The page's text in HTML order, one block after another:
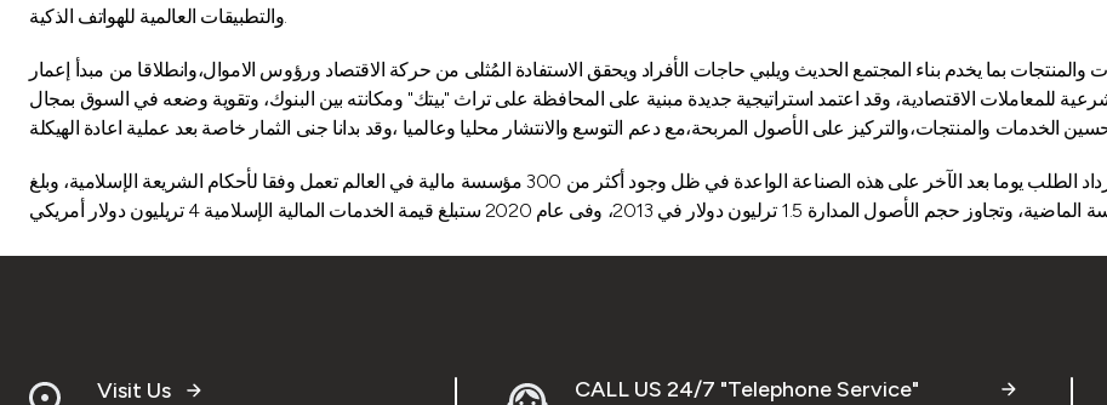
والتطبيقات العالمية للهواتف الذكية.
بما يخدم بناء المجتمع الحديث ويلبي حاجات الأفراد ويحقق الاستفادة المُثلى من حركة الاقتصاد ورؤوس الاموال،وانطلاقا من مبدأ إعمار
للمعاملات الاقتصادية، وقد اعتمد استراتيجية جديدة مبنية على المحافظة على تراث "بيتك" ومكانته بين البنوك، وتقوية وضعه في السوق بمجال
واعرب العمر عن ثقته فى مستقبل البنوك الاسلامية، حيث يزداد الطلب يوما بعد الآخر على هذه الصناعة الواعدة في ظل وجود أكثر من 300 مؤسسة مالية في العالم تعمل وفقا لأحكام الشريعة الإسلامية، وبلغ
Visit Us
CALL US 24/7 "Telephone Service"